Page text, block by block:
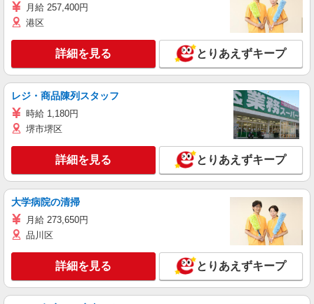
月給 257,400円
港区
詳細を見る とりあえずキープ
レジ・商品陳列スタッフ
時給 1,180円
堺市堺区
詳細を見る とりあえずキープ
大学病院の清掃
月給 273,650円
品川区
詳細を見る とりあえずキープ